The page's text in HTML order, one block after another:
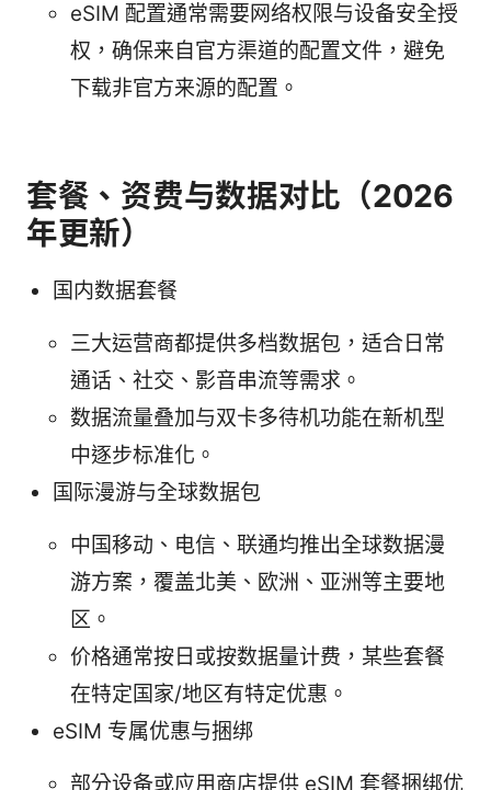
eSIM 配置通常需要网络权限与设备安全授
权，确保来自官方渠道的配置文件，避免
下载非官方来源的配置。
套餐、资费与数据对比（2026
年更新）
国内数据套餐
三大运营商都提供多档数据包，适合日常
通话、社交、影音串流等需求。
数据流量叠加与双卡多待机功能在新机型
中逐步标准化。
国际漫游与全球数据包
中国移动、电信、联通均推出全球数据漫
游方案，覆盖北美、欧洲、亚洲等主要地
区。
价格通常按日或按数据量计费，某些套餐
在特定国家/地区有特定优惠。
eSIM 专属优惠与捆绑
部分设备或应用商店提供 eSIM 套餐捆绑优